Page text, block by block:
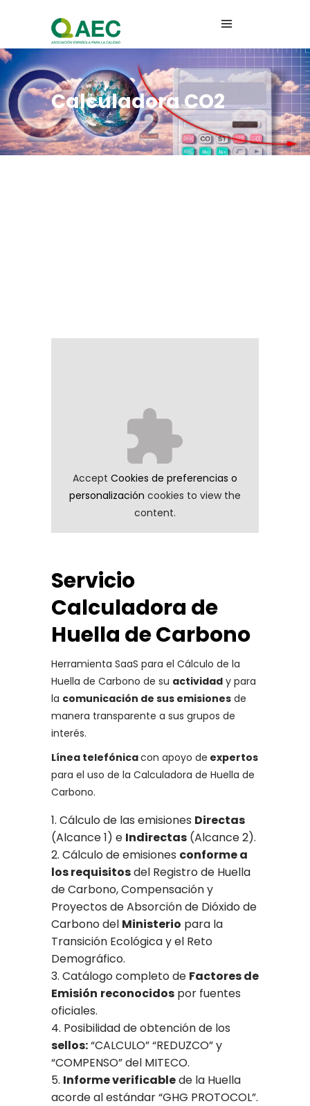
Calculadora CO2
Accept Cookies de preferencias o
personalización cookies to view the
content.
Servicio
Calculadora de
Huella de Carbono
Herramienta SaaS para el Cálculo de la
Huella de Carbono de su actividad y para
la comunicación de sus emisiones de
manera transparente a sus grupos de
interés.
Línea telefónicacon apoyo de expertos
para el uso de la Calculadora de Huella de
Carbono.
Cálculo de las emisiones Directas
(Alcance 1) e Indirectas (Alcance 2).
Cálculo de emisiones conforme a
los requisitosdel Registro de Huella
de Carbono, Compensación y
Proyectos de Absorción de Dióxido de
Carbono del Ministerio para la
Transición Ecológica y el Reto
Demográfico.
Catálogo completo de Factores de
Emisión reconocidos por fuentes
oficiales.
Posibilidad de obtención de los
sellos:“CALCULO” “REDUZCO” y
“COMPENSO” del MITECO.
Informe verificablede la Huella
acorde al estándar “GHG PROTOCOL”.